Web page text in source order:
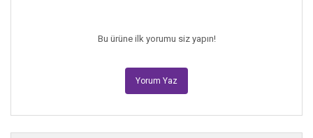
Bu ürüne ilk yorumu siz yapın!
Yorum Yaz